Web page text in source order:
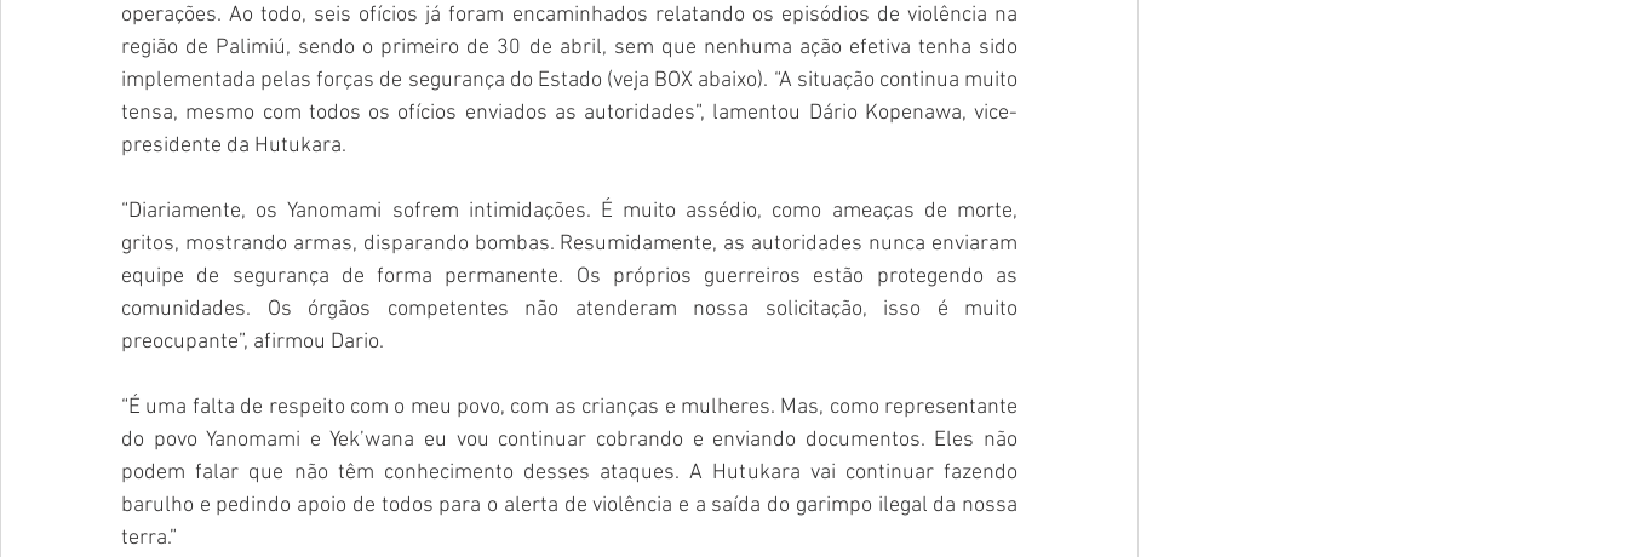
operações. Ao todo, seis ofícios já foram encaminhados relatando os episódios de violência na
região de Palimiú, sendo o primeiro de 30 de abril, sem que nenhuma ação efetiva tenha sido
implementada pelas forças de segurança do Estado (veja BOX abaixo). “A situação continua muito
tensa, mesmo com todos os ofícios enviados as autoridades”, lamentou Dário Kopenawa, vice-
presidente da Hutukara.
“Diariamente, os Yanomami sofrem intimidações. É muito assédio, como ameaças de morte,
gritos, mostrando armas, disparando bombas. Resumidamente, as autoridades nunca enviaram
equipe de segurança de forma permanente. Os próprios guerreiros estão protegendo as
comunidades. Os órgãos competentes não atenderam nossa solicitação, isso é muito
preocupante”, afirmou Dario.
“É uma falta de respeito com o meu povo, com as crianças e mulheres. Mas, como representante
do povo Yanomami e Yek’wana eu vou continuar cobrando e enviando documentos. Eles não
podem falar que não têm conhecimento desses ataques. A Hutukara vai continuar fazendo
barulho e pedindo apoio de todos para o alerta de violência e a saída do garimpo ilegal da nossa
terra.”